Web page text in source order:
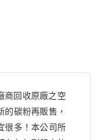
商回收原廠之空
碳粉再販售，
很多！本公司所